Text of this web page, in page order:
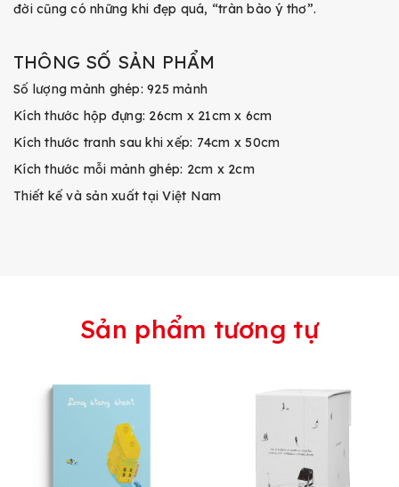
đời cũng có những khi đẹp quá, “tràn bào ý thơ”.
THÔNG SỐ SẢN PHẨM
Số lượng mảnh ghép: 925 mảnh
Kích thước hộp đựng: 26cm x 21cm x 6cm
Kích thước tranh sau khi xếp: 74cm x 50cm
Kích thước mỗi mảnh ghép: 2cm x 2cm
Thiết kế và sản xuất tại Việt Nam
Sản phẩm tương tự